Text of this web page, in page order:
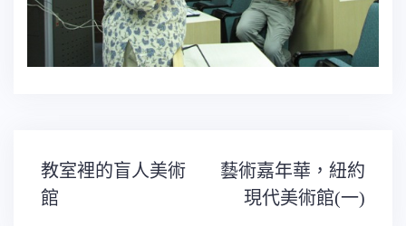
文
章
導
教室裡的盲人美術
館
藝術嘉年華，紐約
現代美術館(一)